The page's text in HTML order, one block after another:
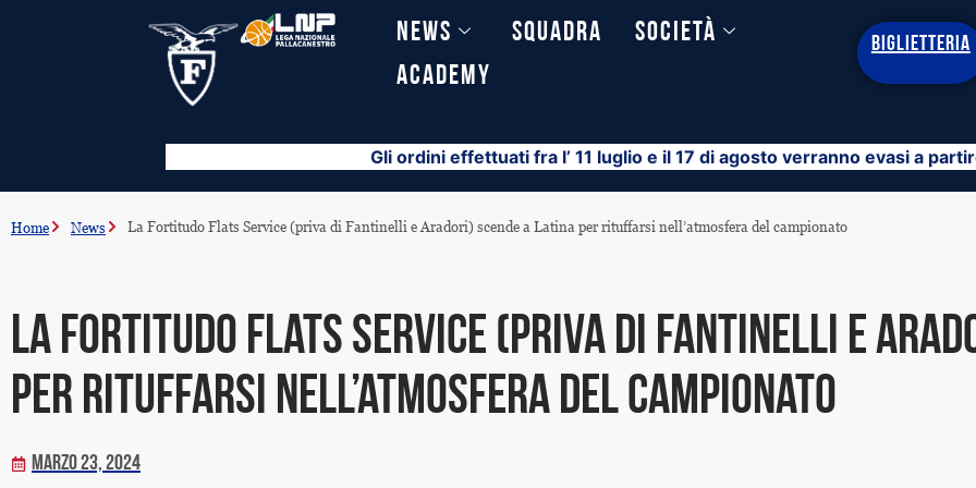
News Squadra
Società
Academy
BIGLIETTERIA
Gli ordini effettuati fra l’ 11 luglio e il 17 di agosto verranno evasi a
Home News La Fortitudo Flats Service (priva di Fantinelli e Aradori) scende a Latina per rituffarsi nell’atmosfera del campionato
La Fortitudo Flats Service (priva di Fantinelli e
per rituffarsi nell’atmosfera del campionato
Marzo 23, 2024